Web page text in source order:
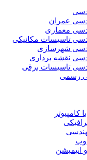
عمران
معماری
تاسیسات مکانیکی
شهرسازی
نقشه برداری
تاسیسات برقی
رسمی
کامپیوتر
وب
انیمیشن